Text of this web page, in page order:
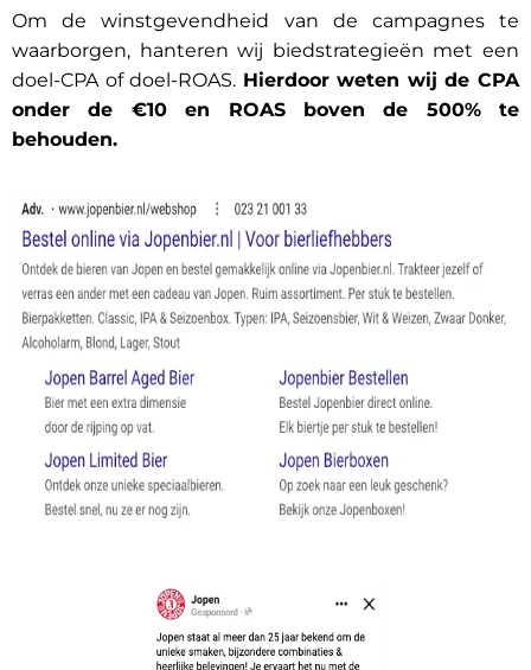
Om de winstgevendheid van de campagnes te
waarborgen, hanteren wij biedstrategieën met een
doel-CPA of doel-ROAS. Hierdoor weten wij de CPA
onder de €10 en ROAS boven de 500% te
behouden.